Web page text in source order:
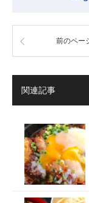
前のペー
関連記事